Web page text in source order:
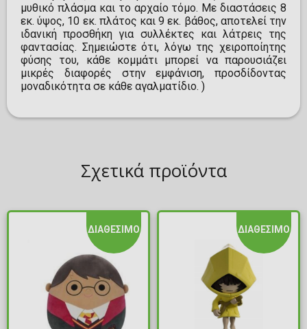
μυθικό πλάσμα και το αρχαίο τόμο. Με διαστάσεις 8
εκ. ύψος, 10 εκ. πλάτος και 9 εκ. βάθος, αποτελεί την
ιδανική προσθήκη για συλλέκτες και λάτρεις της
φαντασίας. Σημειώστε ότι, λόγω της χειροποίητης
φύσης του, κάθε κομμάτι μπορεί να παρουσιάζει
μικρές διαφορές στην εμφάνιση, προσδίδοντας
μοναδικότητα σε κάθε αγαλματίδιο. )
Σχετικά προϊόντα
ΔΙΑΘΕΣΙΜΟ ΔΙΑΘΕΣΙΜΟ